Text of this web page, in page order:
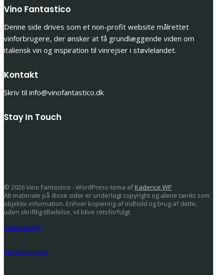
Vino Fantastico
Denne side drives som et non-profit website målrettet
vinforbrugere, der ønsker at få grundlæggende viden om
italiensk vin og inspiration til vinrejser i støvlelandet.
Kontakt
Skriv til info@vinofantastico.dk
Stay In Touch
© 2026 Vino Fantastico - WordPress-tema afKadence WP
Alt materiale på disse sider er underlagt copyright og alene tænkt som
objektiv information. Enhver kopiering af indhold og brug af dette,
uden skriftlig tilladelse, vil blive retsforfulgt.
Cookiepolitik
Privatlivspolitik